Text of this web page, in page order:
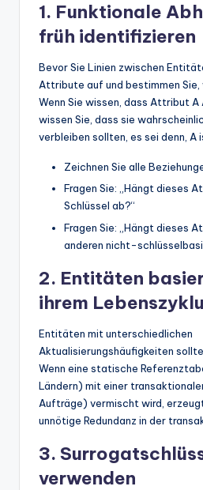
1. Funktionale
früh identifizieren
Bevor Sie Linien zwischen
Attribute auf und bestimmen
Wenn Sie wissen, dass Attribut
wissen Sie, dass sie
verbleiben sollten, es sei denn, A
Zeichnen Sie alle
Fragen Sie: „Hängt dieses
Schlüssel ab?“
Fragen Sie: „Hängt dieses
anderen nicht-
2. Entitäten
ihrem
Entitäten mit unterschiedlichen
Aktualisierungshäufigkeiten
Wenn eine statische
Ländern) mit einer
Aufträge) vermischt wird,
unnötige Redundanz in der
3.
verwenden